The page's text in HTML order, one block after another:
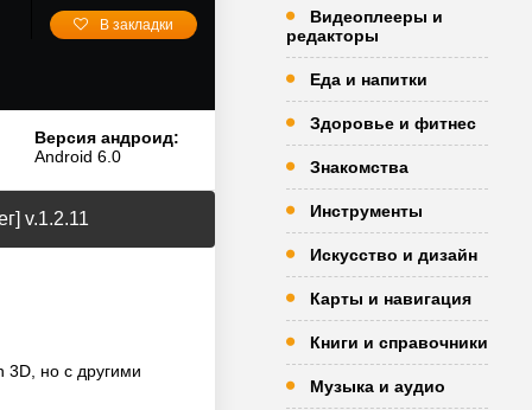
В закладки
Версия андроид:
Android 6.0
v.1.2.11
3D, но с другими
Видеоплееры и
редакторы
Еда и напитки
Здоровье и фитнес
Знакомства
Инструменты
Искусство и дизайн
Карты и навигация
Книги и справочники
Музыка и аудио